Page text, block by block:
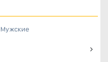
Мужские